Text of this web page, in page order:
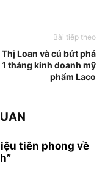
Bài tiếp theo
Thị Loan và cú bứt phá
1 tháng kinh doanh mỹ
phẩm Laco
tiên phong về